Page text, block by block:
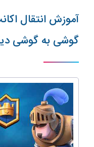
آموزش انتقال
گوشی به گوشی